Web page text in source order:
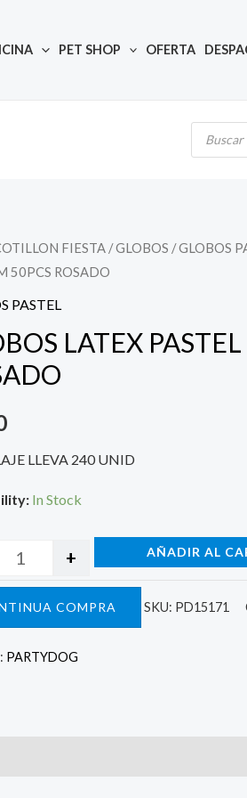
PET SHOP OFERTA
Búsqueda
FIESTA /GLOBOS /GLOBOS
50PCS ROSADO
PASTEL
LATEX
LLEVA 240 UNID
In Stock
Quantity
+ AÑADIR AL
COMPRA SKU: PD15171
PARTYDOG